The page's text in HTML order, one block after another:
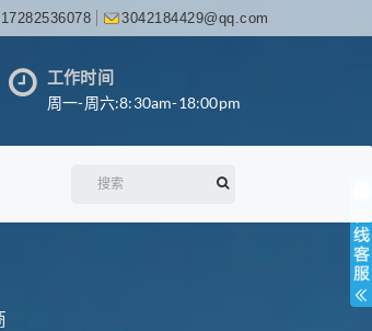
17282536078 3042184429@qq.com
工作时间
周一-周六:8:30am-18:00pm